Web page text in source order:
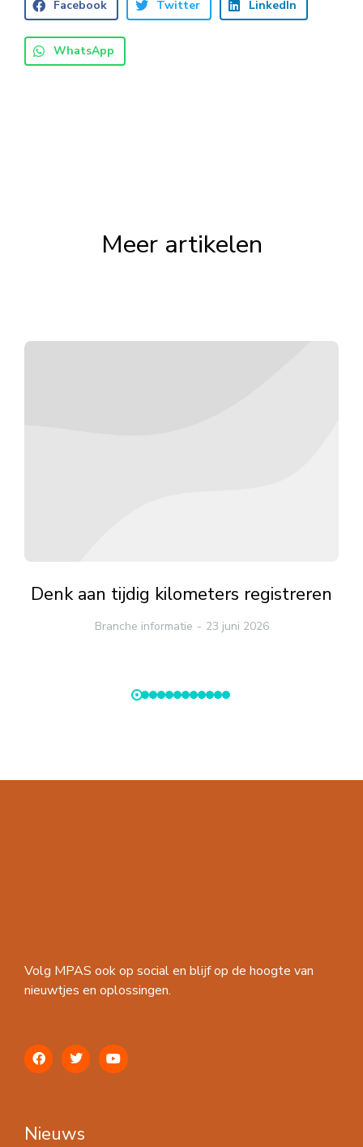
Facebook Twitter LinkedIn
WhatsApp
Meer artikelen
Denk aan tijdig kilometers registreren
Branche informatie 23 juni 2026
Volg MPAS ook op social en blijf op de hoogte van
nieuwtjes en oplossingen.
Nieuws